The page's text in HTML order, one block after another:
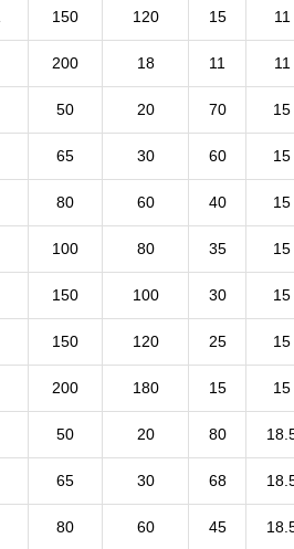
150 120 15 11
200 18 11 11
50 20 70 15
65 30 60 15
80 60 40 15
100 80 35 15
150 100 30 15
150 120 25 15
200 180 15 15
50 20 80
65 30 68
80 60 45